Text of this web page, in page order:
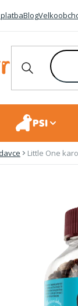
Blog
PSI
Little One